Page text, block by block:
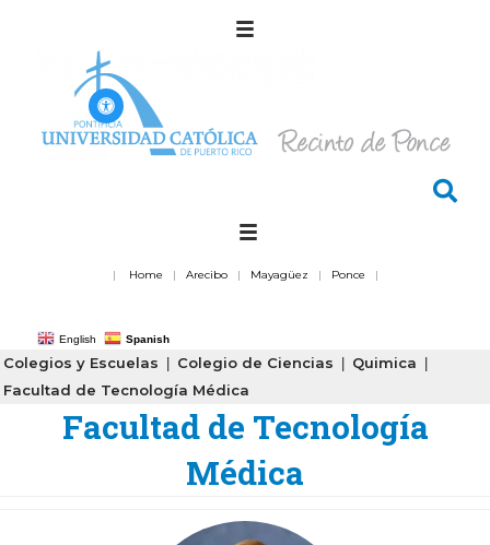
| Home | Arecibo| Mayagüez | Ponce |
English Spanish
Colegios y Escuelas Colegio de Ciencias Quimica
Facultad de Tecnología Médica
Facultad de Tecnología
Médica